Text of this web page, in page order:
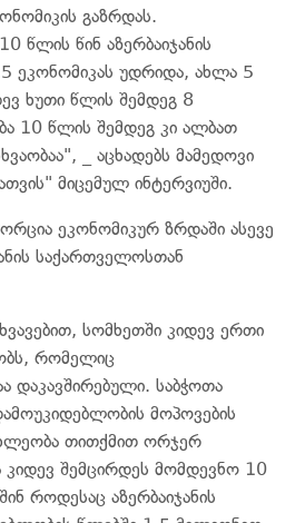
გაზრდას.
წლის წინ აზერბაიჯანის
ეკონომიკას უდრიდა, ახლა 5
ხუთი წლის შემდეგ 8
10 წლის შემდეგ კი ალბათ
_ აცხადებს მამედოვი
მიცემულ ინტერვიუში.
ეკონომიკურ ზრდაში ასევე
საქართველოსთან
სომხეთში კიდევ ერთი
რომელიც
დაკავშირებული. საბჭოთა
მოპოვების
თითქმით ორჯერ
შემცირდეს მომდევნო 10
როდესაც აზერბაიჯანის